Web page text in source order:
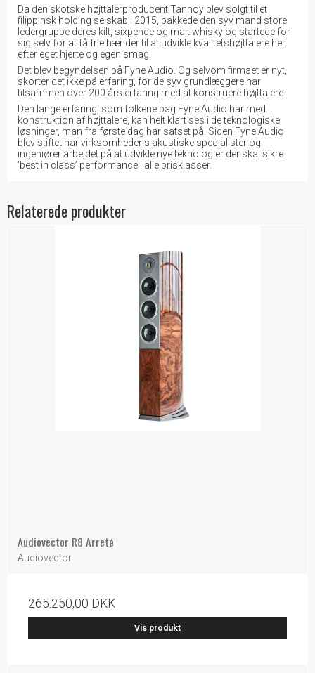
Da den skotske højttalerproducent Tannoy blev solgt til et
filippinsk holding selskab i 2015, pakkede den syv mand store
ledergruppe deres kilt, sixpence og malt whisky og startede for
sig selv for at få frie hænder til at udvikle kvalitetshøjttalere helt
efter eget hjerte og egen smag.
Det blev begyndelsen på Fyne Audio. Og selvom firmaet er nyt,
skorter det ikke på erfaring, for de syv grundlæggere har
tilsammen over 200 års erfaring med at konstruere højttalere.
Den lange erfaring, som folkene bag Fyne Audio har med
konstruktion af højttalere, kan helt klart ses i de teknologiske
løsninger, man fra første dag har satset på. Siden Fyne Audio
blev stiftet har virksomhedens akustiske specialister og
ingeniører arbejdet på at udvikle nye teknologier der skal sikre
’best in class’ performance i alle prisklasser.
Relaterede produkter
Audiovector R8 Arreté
Audiovector
265.250,00 DKK
Vis produkt